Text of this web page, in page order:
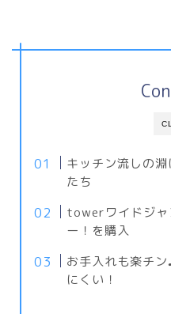
キッチン流しの
たち
towerワイドジャ
ー！を購入
お手入れも楽チ
にくい！